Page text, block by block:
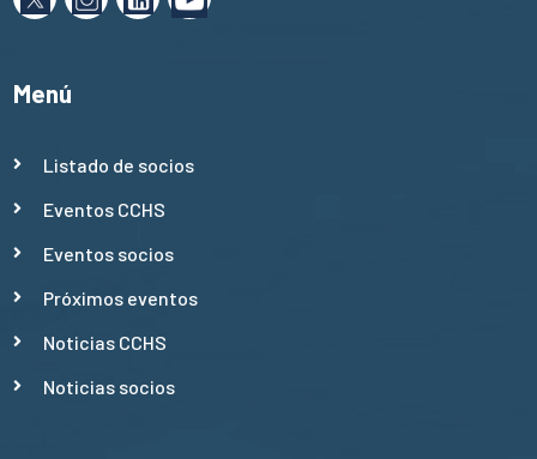
Menú
Listado de socios
Eventos CCHS
Eventos socios
Próximos eventos
Noticias CCHS
Noticias socios